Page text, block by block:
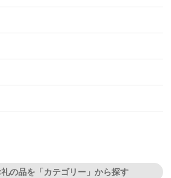
の品を「カテゴリー」から探す